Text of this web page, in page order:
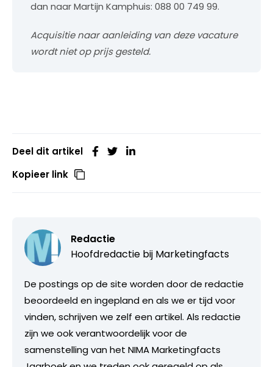
dan naar Martijn Kamphuis: 088 00 749 99.
Acquisitie naar aanleiding van deze vacature
wordt niet op prijs gesteld.
Deel dit artikel
Kopieer link
Redactie
Hoofdredactie bij Marketingfacts
De postings op de site worden door de redactie
beoordeeld en ingepland en als we er tijd voor
vinden, schrijven we zelf een artikel. Als redactie
zijn we ook verantwoordelijk voor de
samenstelling van het NIMA Marketingfacts